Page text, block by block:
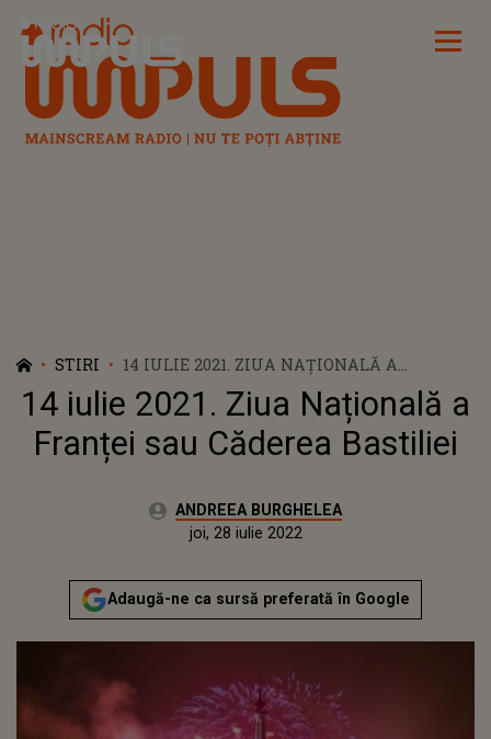
Radio Impuls
STIRI
14 IULIE 2021. ZIUA NAȚIONALĂ A
FRANȚEI SAU CĂDEREA BASTILIEI
14 iulie 2021. Ziua Națională a
Franței sau Căderea Bastiliei
Autor:ANDREEA BURGHELEA
Actualizat:
joi, 28 iulie 2022
Adaugă-ne ca sursă preferată în Google